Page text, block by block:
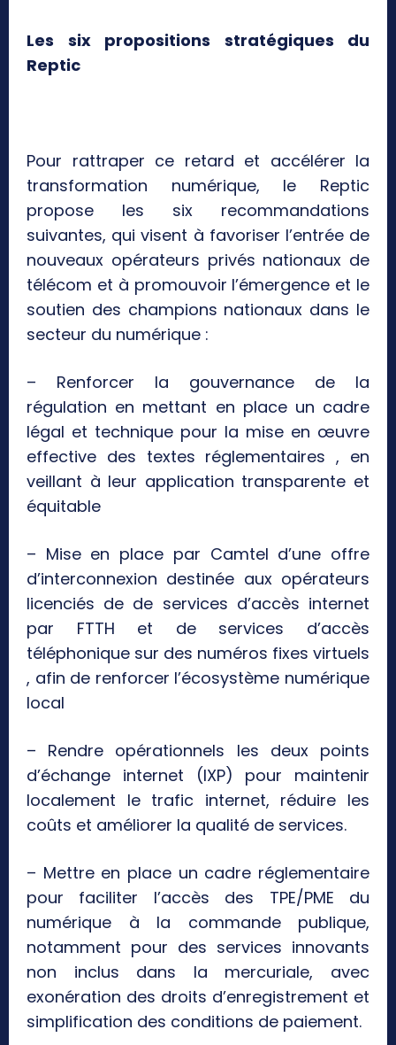
Les six propositions stratégiques du
Reptic
Pour rattraper ce retard et accélérer la
transformation numérique, le Reptic
propose les six recommandations
suivantes, qui visent à favoriser l’entrée de
nouveaux opérateurs privés nationaux de
télécom et à promouvoir l’émergence et le
soutien des champions nationaux dans le
secteur du numérique :
– Renforcer la gouvernance de la
régulation en mettant en place un cadre
légal et technique pour la mise en œuvre
effective des textes réglementaires , en
veillant à leur application transparente et
équitable
– Mise en place par Camtel d’une offre
d’interconnexion destinée aux opérateurs
licenciés de de services d’accès internet
par FTTH et de services d’accès
téléphonique sur des numéros fixes virtuels
, afin de renforcer l’écosystème numérique
local
– Rendre opérationnels les deux points
d’échange internet (IXP) pour maintenir
localement le trafic internet, réduire les
coûts et améliorer la qualité de services.
– Mettre en place un cadre réglementaire
pour faciliter l’accès des TPE/PME du
numérique à la commande publique,
notamment pour des services innovants
non inclus dans la mercuriale, avec
exonération des droits d’enregistrement et
simplification des conditions de paiement.